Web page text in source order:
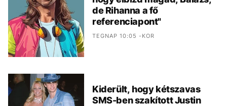
de Rihanna a fő
referenciapont"
TEGNAP 10:05 -KOR
Kiderült, hogy kétszavas
SMS-ben szakított Justin